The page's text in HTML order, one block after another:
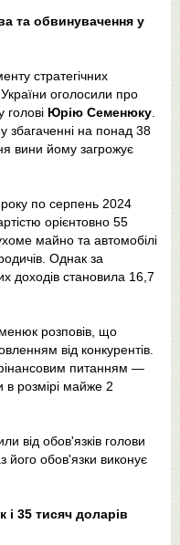
та обвинувачення у
стратегічних
України оголосили про
голові Юрію Семенюку
збагаченні на понад 38
вини йому загрожує
по серпень 2024
орієнтовно 55
майно та автомобілі
Однак за
доходів становила 16,7
розповів, що
від конкурентів.
питанням —
в розмірі майже 2
від обов'язків голови
його обов'язки виконує
35 тисяч доларів